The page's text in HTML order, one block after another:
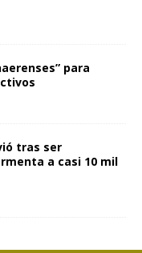
para
tras ser
a casi 10 mil